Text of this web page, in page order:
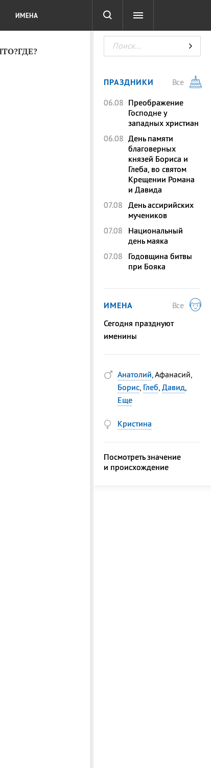
ТЕСТЫ
ИМЕНА
ПРАЗДНИКИ
Все
06.08 Преображение
Господне у
западных христиан
06.08 День памяти
благоверных
князей Бориса и
Глеба, во святом
Крещении Романа
и Давида
07.08 День ассирийских
мучеников
07.08
Национальный
день маяка
07.08
Годовщина битвы
при Бояка
ИМЕНА
Все
Сегодня празднуют
именины
Анатолий, Афанасий,
Борис, Глеб, Давид,
Еще
Кристина
Посмотреть значение
и происхождение